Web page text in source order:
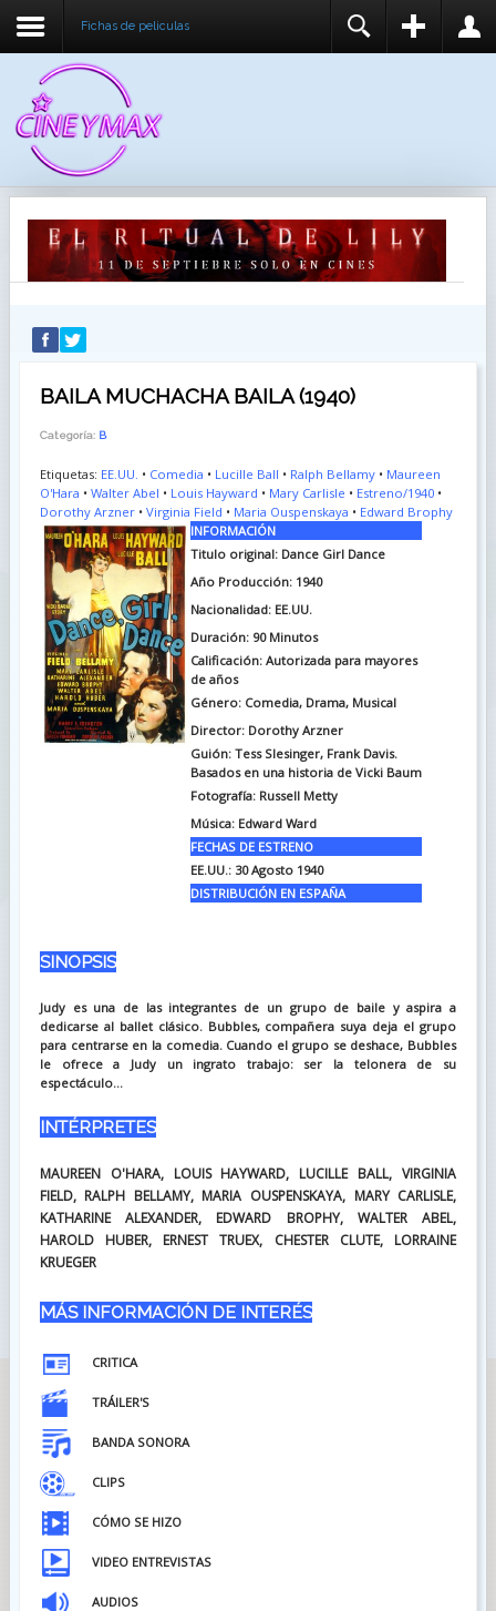
Fichas de peliculas
RECUÉRDEME
IDENTIFICARSE
REGISTER
BAILA MUCHACHA BAILA (1940)
Categoría: B
Etiquetas: EE.UU. • Comedia • Lucille Ball • Ralph Bellamy• Maureen
O'Hara • Walter Abel • Louis Hayward • Mary Carlisle • Estreno/1940•
Dorothy Arzner• Virginia Field • Maria Ouspenskaya • Edward Brophy
INFORMACIÓN
Titulo original: Dance Girl Dance
Año Producción: 1940
Nacionalidad: EE.UU.
Duración: 90 Minutos
Calificación: Autorizada para mayores
de años
Género: Comedia, Drama, Musical
Director: Dorothy Arzner
Guión: Tess Slesinger, Frank Davis.
Basados en una historia de Vicki Baum
Fotografía: Russell Metty
Música: Edward Ward
FECHAS DE ESTRENO
EE.UU.: 30 Agosto 1940
DISTRIBUCIÓN EN ESPAÑA
SINOPSIS
Judy es una de las integrantes de un grupo de baile y aspira a
dedicarse al ballet clásico. Bubbles, compañera suya deja el grupo
para centrarse en la comedia. Cuando el grupo se deshace, Bubbles
le ofrece a Judy un ingrato trabajo: ser la telonera de su
espectáculo...
INTÉRPRETES
MAUREEN O'HARA, LOUIS HAYWARD, LUCILLE BALL, VIRGINIA
FIELD, RALPH BELLAMY, MARIA OUSPENSKAYA, MARY CARLISLE,
KATHARINE ALEXANDER, EDWARD BROPHY, WALTER ABEL,
HAROLD HUBER, ERNEST TRUEX, CHESTER CLUTE, LORRAINE
KRUEGER
MÁS INFORMACIÓN DE INTERÉS
CRITICA
TRÁILER'S
BANDA SONORA
CLIPS
CÓMO SE HIZO
VIDEO ENTREVISTAS
AUDIOS